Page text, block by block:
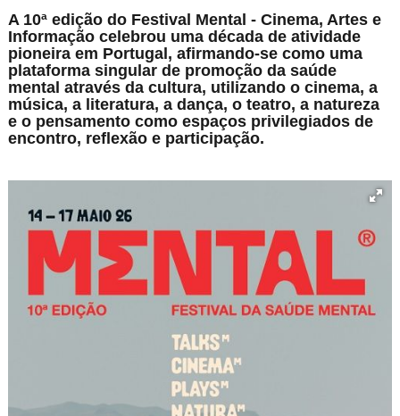
A 10ª edição do Festival Mental - Cinema, Artes e
Informação celebrou uma década de atividade
pioneira em Portugal, afirmando-se como uma
plataforma singular de promoção da saúde
mental através da cultura, utilizando o cinema, a
música, a literatura, a dança, o teatro, a natureza
e o pensamento como espaços privilegiados de
encontro, reflexão e participação.